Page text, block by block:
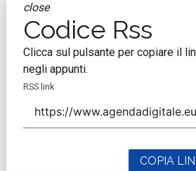
close
Codice Rss
Clicca sul pulsante per copiare il
negli appunti.
RSS link
COPIA